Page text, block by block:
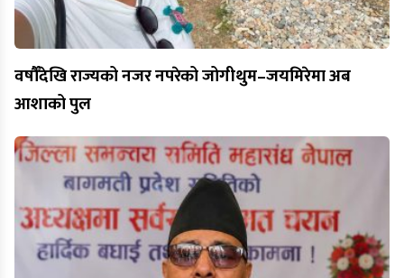
वर्षौँदेखि राज्यको नजर नपरेको जोगीथुम–जयमिरेमा अब
आशाको पुल